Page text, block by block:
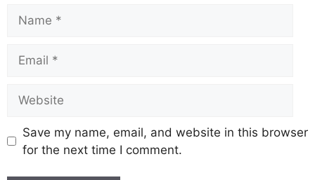
Save my name, email, and website in this browser
for the next time I comment.